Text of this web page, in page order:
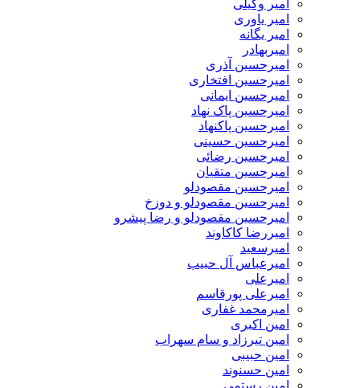
امیر وکیلی
امیر یاوری
امیر یگانه
امیربهادر
امیرحسین آذری
امیرحسین افتخاری
امیرحسین ایمانی
امیرحسین پاک نهاد
امیرحسین پاکنهاد
امیرحسین حسینی
امیرحسین رضائی
امیرحسین متقیان
امیرحسین مقصودلو
امیرحسین مقصودلو و دوزخ
امیرحسین مقصودلو و رضا پیشرو
امیررضا کاکاوند
امیرسعید
امیرعباس آل حبیب
امیرعلی
امیرعلی پورقاسم
امیرمحمد غفاری
امین اکبری
امین تیرزاد و سام سهراب
امین حبیبی
امین حسنوند